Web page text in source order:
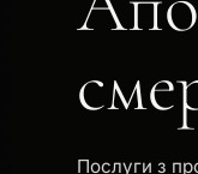
Послуги з